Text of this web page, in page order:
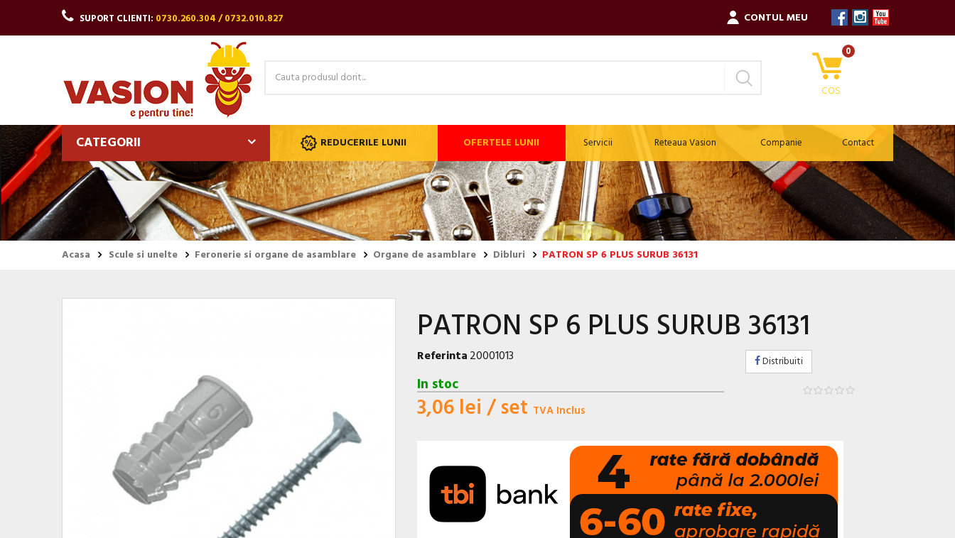
SUPORT CLIENTI: 0730.260.304 / 0732.010.827 CONTUL MEU
0
COS
CATEGORII REDUCERILE LUNII OFERTELE LUNII Servicii Reteaua Vasion Companie Contact
Acasa Scule si unelte Feronerie si organe de asamblare Organe de asamblare Dibluri PATRON SP 6 PLUS SURUB 36131
PATRON SP 6 PLUS SURUB 36131
Referinta20001013
In stoc
3,06 lei / set TVA Inclus
Distribuiti